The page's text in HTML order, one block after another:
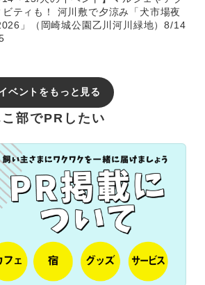
ビティも！ 河川敷で夕涼み「犬市場夜
」（岡崎城公園乙川河川緑地）8/14
ベントをもっと見る
部でPRしたい